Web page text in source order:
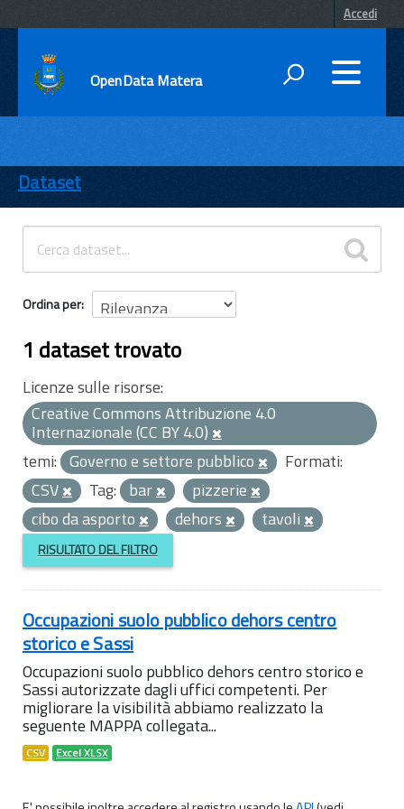
Accedi
OpenData Matera
ENTI
TEMI
INFORMAZIONI
Dataset
Ordina per
1 dataset trovato
Licenze sulle risorse:
Creative Commons Attribuzione 4.0
Internazionale (CC BY 4.0)
temi: Governo e settore pubblico
Formati:
CSV
Tag: bar
pizzerie
cibo da asporto
dehors tavoli
RISULTATO DEL FILTRO
Occupazioni suolo pubblico dehors centro
storico e Sassi
Occupazioni suolo pubblico dehors centro storico e
Sassi autorizzate dagli uffici competenti. Per
migliorare la visibilità abbiamo realizzato la
seguente MAPPA collegata...
CSV Excel XLSX